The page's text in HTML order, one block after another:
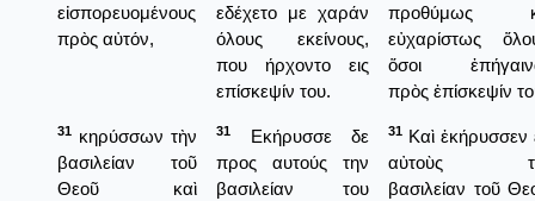
εἰσπορευομένους
πρὸς αὐτόν,
εδέχετο με χαράν
όλους εκείνους,
που ήρχοντο εις
επίσκεψίν του.
προθύμως
εὐχαρίστως
ὅσοι
πρὸς ἐπίσκεψίν
31 κηρύσσων τὴν
βασιλείαν τοῦ
Θεοῦ καὶ
31
Εκήρυσσε δε
προς αυτούς την
βασιλείαν του
31 Καὶ ἐκήρυσσεν
αὐτοὺς
βασιλείαν τοῦ